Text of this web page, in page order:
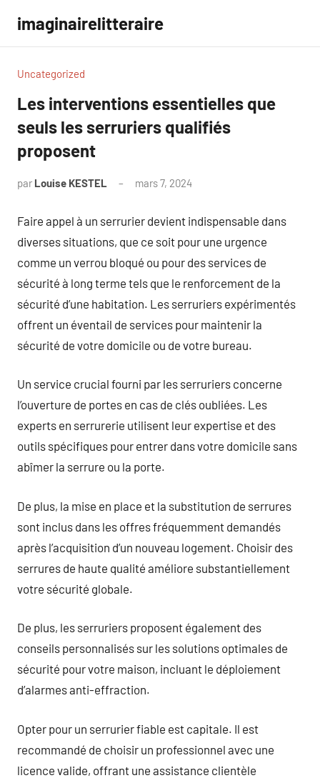
contenu
imaginairelitteraire
Uncategorized
Les interventions essentielles que
seuls les serruriers qualifiés
proposent
par Louise KESTEL mars 7, 2024
Faire appel à un serrurier devient indispensable dans
diverses situations, que ce soit pour une urgence
comme un verrou bloqué ou pour des services de
sécurité à long terme tels que le renforcement de la
sécurité d’une habitation. Les serruriers expérimentés
offrent un éventail de services pour maintenir la
sécurité de votre domicile ou de votre bureau.
Un service crucial fourni par les serruriers concerne
l’ouverture de portes en cas de clés oubliées. Les
experts en serrurerie utilisent leur expertise et des
outils spécifiques pour entrer dans votre domicile sans
abîmer la serrure ou la porte.
De plus, la mise en place et la substitution de serrures
sont inclus dans les offres fréquemment demandés
après l’acquisition d’un nouveau logement. Choisir des
serrures de haute qualité améliore substantiellement
votre sécurité globale.
De plus, les serruriers proposent également des
conseils personnalisés sur les solutions optimales de
sécurité pour votre maison, incluant le déploiement
d’alarmes anti-effraction.
Opter pour un serrurier fiable est capitale. Il est
recommandé de choisir un professionnel avec une
licence valide, offrant une assistance clientèle